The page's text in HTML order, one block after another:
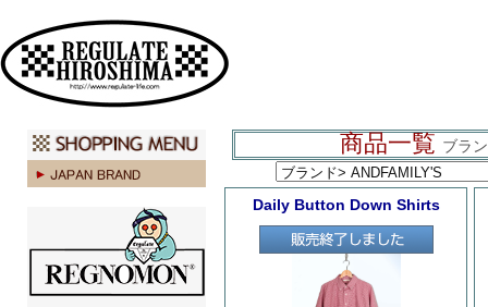
商品一覧 ブラ
Daily Button Down Shirts